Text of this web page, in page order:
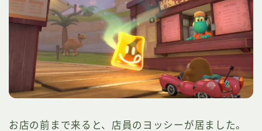
お店の前まで来ると、店員のヨッシーが居ました。